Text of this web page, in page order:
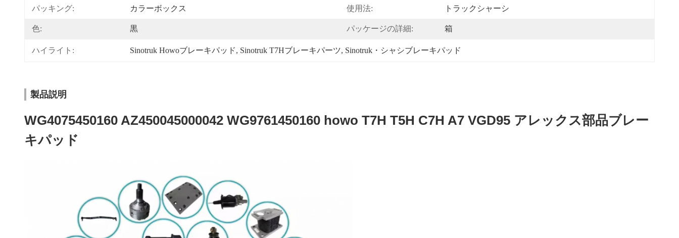
パッキング: カラーボックス 使用法: トラックシャーシ
色: 黒 パッケージの詳細: 箱
ハイライト: Sinotruk Howoブレーキパッド, Sinotruk T7Hブレーキパーツ, Sinotruk・シャシブレーキパッド
製品説明
WG4075450160 AZ450045000042 WG9761450160 howo T7H T5H C7H A7 VGD95 アレックス部品ブレー
キパッド